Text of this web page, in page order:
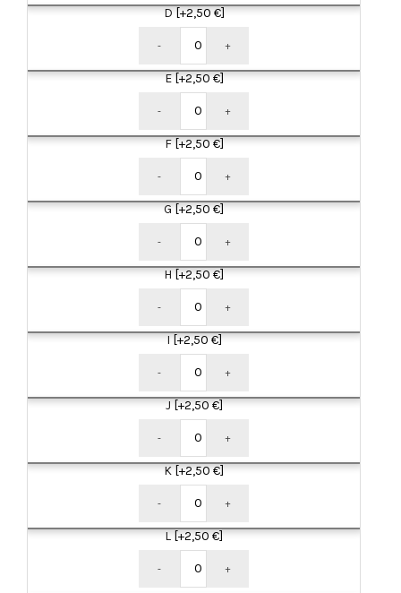
D[+2,50 €]
- +
E[+2,50 €]
- +
F[+2,50 €]
- +
G[+2,50 €]
- +
H[+2,50 €]
- +
I[+2,50 €]
- +
J[+2,50 €]
- +
K[+2,50 €]
- +
L[+2,50 €]
- +